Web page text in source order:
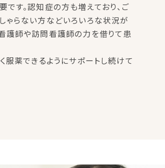
す。認知症の方も増えており、ご
ゃらない方などいろいろな状況が
護師や訪問看護師の力を借りて患
服薬できるようにサポートし続けて